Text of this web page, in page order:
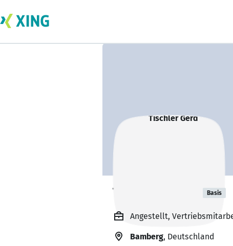
Tischler Gerd Basis
Angestellt,
Bamberg, Deutschland